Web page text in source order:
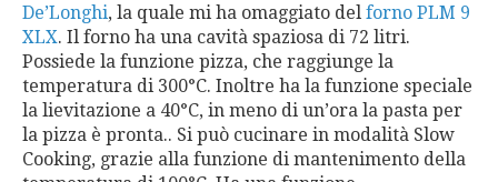
De’Longhi, la quale mi ha omaggiato del forno PLM 9
XLX. Il forno ha una cavità spaziosa di 72 litri.
Possiede la funzione pizza, che raggiunge la
temperatura di 300°C. Inoltre ha la funzione speciale
la lievitazione a 40°C, in meno di un’ora la pasta per
la pizza è pronta.. Si può cucinare in modalità Slow
Cooking, grazie alla funzione di mantenimento della